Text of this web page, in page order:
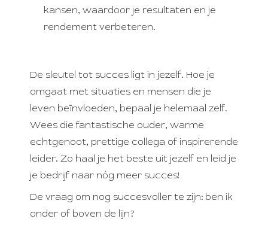
kansen, waardoor je resultaten en je
rendement verbeteren.
De sleutel tot succes ligt in jezelf. Hoe je
omgaat met situaties en mensen die je
leven beïnvloeden, bepaal je helemaal zelf.
Wees die fantastische ouder, warme
echtgenoot, prettige collega of inspirerende
leider. Zo haal je het beste uit jezelf en leid je
je bedrijf naar nóg meer succes!
De vraag om nog succesvoller te zijn: ben ik
onder of boven de lijn?